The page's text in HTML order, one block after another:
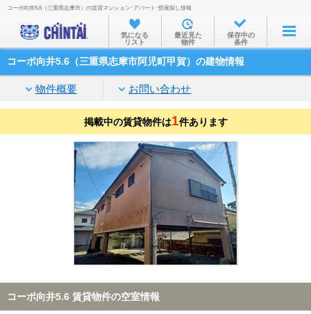
お部屋を探す
沿線・駅から
住所から
家賃相場から
通勤通学時間から
物件特集から
不動産会社から
TOP
コーポ向井5.6（三重県志摩市）の賃貸マンション･アパート･部屋探し情報
気になる
リスト
最近見た
物件
保存中の
条件
コーポ向井5.6（三重県志摩市阿児町甲賀）の建物情報
物件概要 お問い合わせ
掲載中の賃貸物件は1件あります
コーポ向井5.6 賃貸物件の空室情報